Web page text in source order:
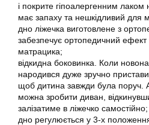
і покрите гіпоалергенним лаком
має запаху та нешкідливий для
дно ліжечка виготовлене з
забезпечує ортопедичний
матрацика;
відкидна боковинка. Коли
народився дуже зручно
щоб дитина завжди була поруч.
можна зробити диван,
залізатиме в ліжечко самостійно;
дно регулюється у 3-х